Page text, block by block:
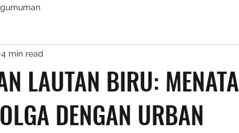
LAUTAN BIRU: MENATA
DENGAN URBAN
4 min read